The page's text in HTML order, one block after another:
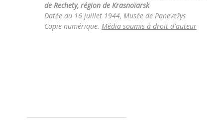
de Rechety, région de Krasnoïarsk
Datée du 16 juillet 1944, Musée de Panevežys
Copie numérique. Média soumis à droit d'auteur